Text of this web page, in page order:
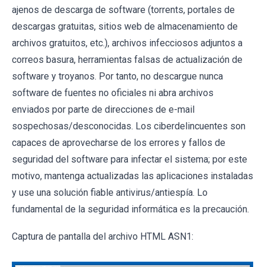
ajenos de descarga de software (torrents, portales de
descargas gratuitas, sitios web de almacenamiento de
archivos gratuitos, etc.), archivos infecciosos adjuntos a
correos basura, herramientas falsas de actualización de
software y troyanos. Por tanto, no descargue nunca
software de fuentes no oficiales ni abra archivos
enviados por parte de direcciones de e-mail
sospechosas/desconocidas. Los ciberdelincuentes son
capaces de aprovecharse de los errores y fallos de
seguridad del software para infectar el sistema; por este
motivo, mantenga actualizadas las aplicaciones instaladas
y use una solución fiable antivirus/antiespía. Lo
fundamental de la seguridad informática es la precaución.
Captura de pantalla del archivo HTML ASN1: